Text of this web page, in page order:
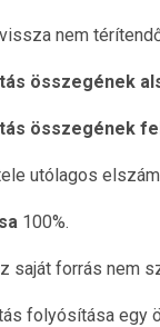
nem
összegének
összegének
utólagos
100%.
saját forrás nem
folyósítása egy